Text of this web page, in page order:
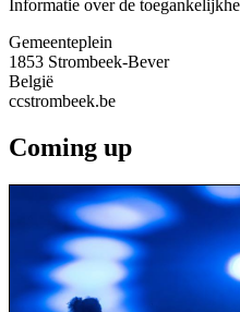
Informatie over de
Gemeenteplein
1853 Strombeek-Bever
België
ccstrombeek.be
Coming up